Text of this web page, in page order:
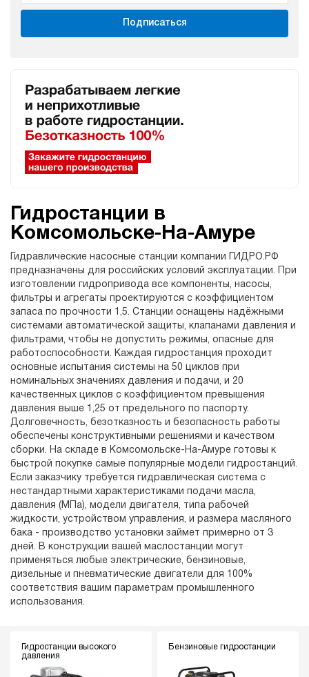
Подписаться
Гидростанции в
Комсомольске-На-Амуре
Гидравлические насосные станции компании ГИДРО.РФ
предназначены для российских условий эксплуатации. При
изготовлении гидропривода все компоненты, насосы,
фильтры и агрегаты проектируются с коэффициентом
запаса по прочности 1,5. Станции оснащены надёжными
системами автоматической защиты, клапанами давления и
фильтрами, чтобы не допустить режимы, опасные для
работоспособности. Каждая гидростанция проходит
основные испытания системы на 50 циклов при
номинальных значениях давления и подачи, и 20
качественных циклов с коэффициентом превышения
давления выше 1,25 от предельного по паспорту.
Долговечность, безотказность и безопасность работы
обеспечены конструктивными решениями и качеством
сборки. На складе в Комсомольске-На-Амуре готовы к
быстрой покупке самые популярные модели гидростанций.
Если заказчику требуется гидравлическая система с
нестандартными характеристиками подачи масла,
давления (МПа), модели двигателя, типа рабочей
жидкости, устройством управления, и размера масляного
бака - производство установки займет примерно от 3
дней. В конструкции вашей маслостанции могут
применяться любые электрические, бензиновые,
дизельные и пневматические двигатели для 100%
соответствия вашим параметрам промышленного
использования.
Гидростанции высокого
давления
Бензиновые гидростанции